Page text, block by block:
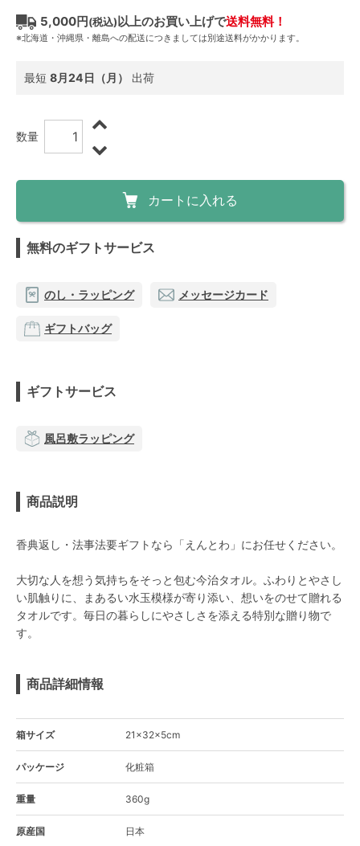
5,000円(税込)以上のお買い上げで送料無料！
※北海道・沖縄県・離島への配送につきましては別途送料がかかります。
最短 8月24日（月） 出荷
数量
カートに入れる
無料のギフトサービス
のし・ラッピング メッセージカード
ギフトバッグ
ギフトサービス
風呂敷ラッピング
商品説明
香典返し・法事法要ギフトなら「えんとわ」にお任せください。
大切な人を想う気持ちをそっと包む今治タオル。ふわりとやさし
い肌触りに、まあるい水玉模様が寄り添い、想いをのせて贈れる
タオルです。毎日の暮らしにやさしさを添える特別な贈り物で
す。
商品詳細情報
箱サイズ 21×32×5cm
パッケージ 化粧箱
重量 360g
原産国 日本